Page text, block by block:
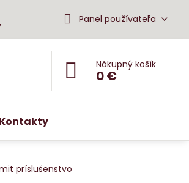
Panel používateľa
Nákupný košík
0 €
príslušenstvo